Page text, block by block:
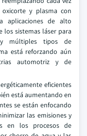
y plasma con
aplicaciones de alto
los sistemas láser para
y múltiples tipos de
está reforzando aún
automotriz y de
eficientes
está aumentando en
se están enfocando
las emisiones y
en los procesos de